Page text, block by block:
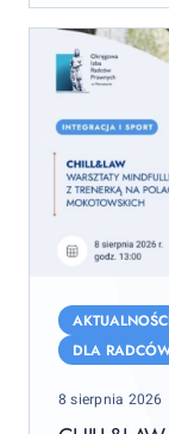
warsztaty
DLA
Posted
8 sierpnia 2026